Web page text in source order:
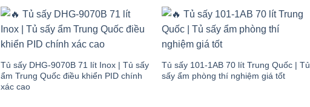
Tủ sấy DHG-9070B 71 lít Inox | Tủ sấy
ẩm Trung Quốc điều khiển PID chính
xác cao
Tủ sấy 101-1AB 70 lít Trung Quốc | Tủ
sấy ẩm phòng thí nghiệm giá tốt